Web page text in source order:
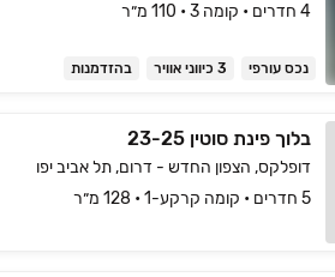
4 חדרים • קומה ‎3‏ • 110 מ״ר
נכס עורפי 3 כיווני אוויר בהזדמנות
בלוך פינת סוטין 23-25
דופלקס, הצפון החדש - דרום, תל אביב יפו
5 חדרים • קומה קרקע-1 • 128 מ״ר